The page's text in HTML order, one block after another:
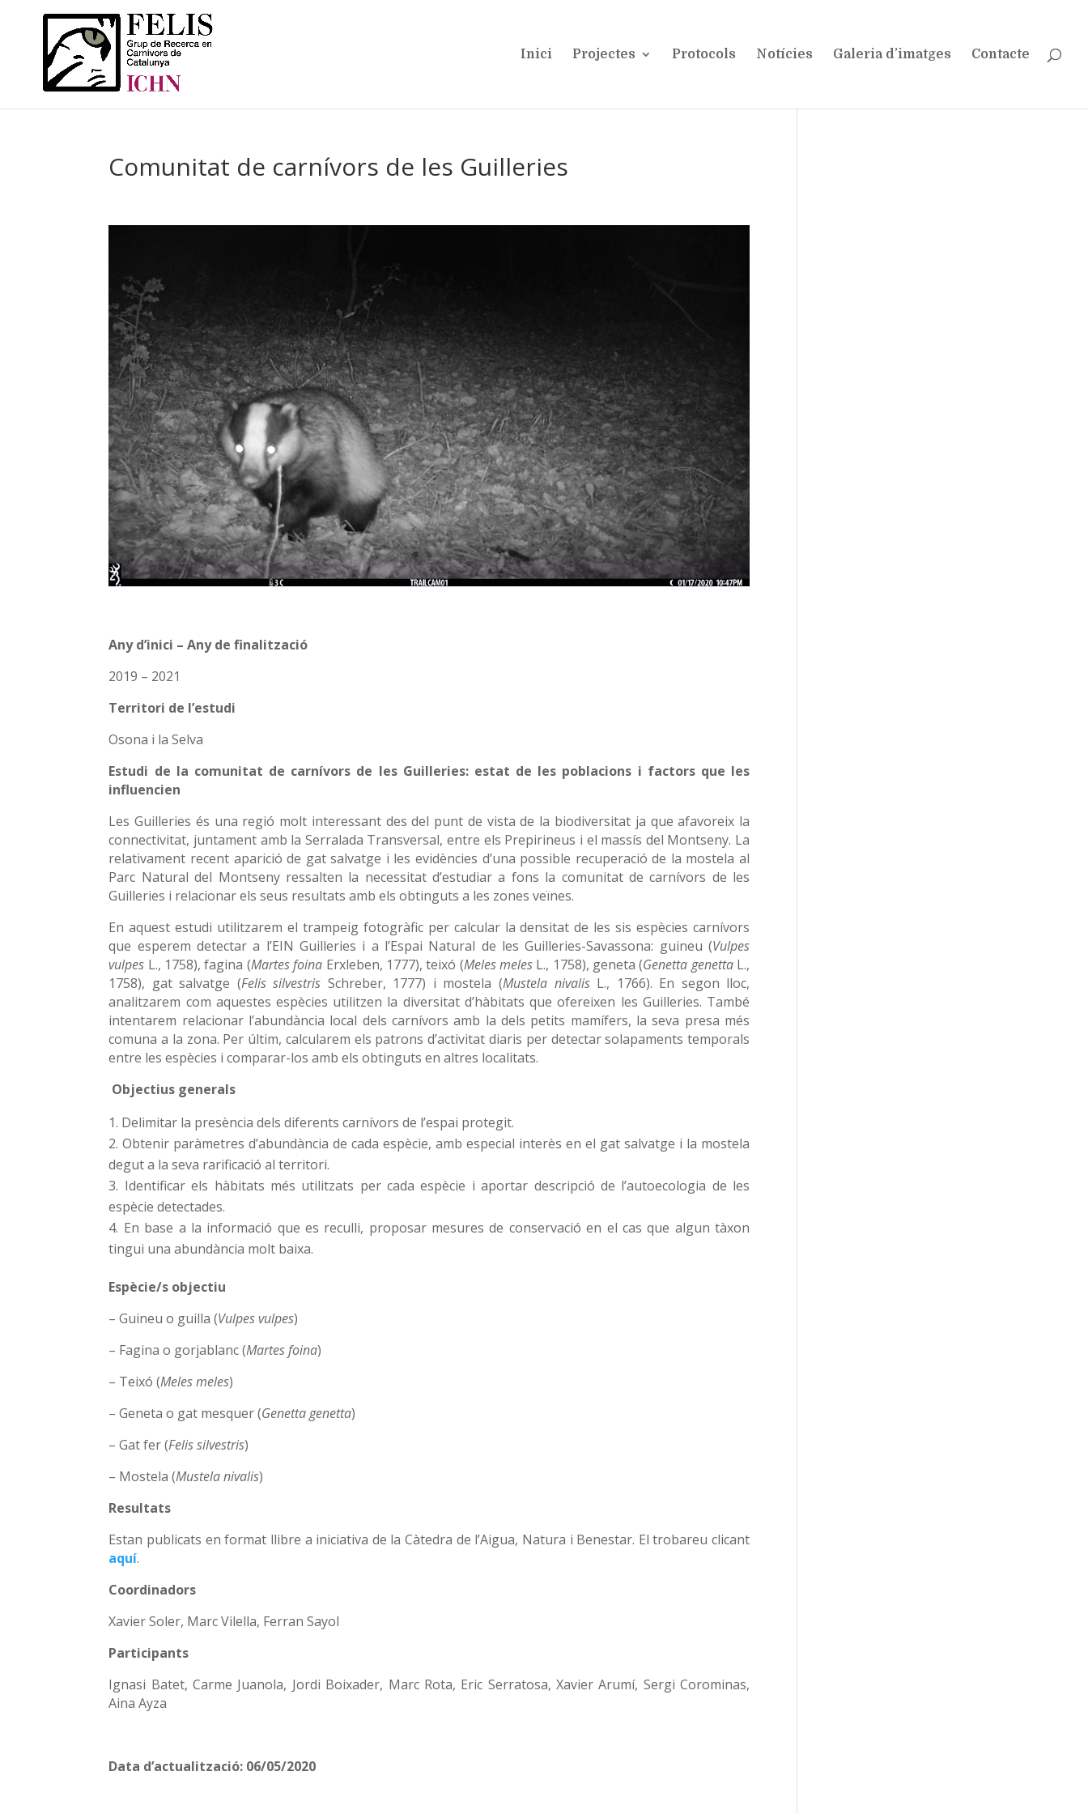
Inici Projectes Protocols Notícies Galeria d’imatges Contacte
Comunitat de carnívors de les Guilleries
Any d’inici – Any de finalització
2019 – 2021
Territori de l’estudi
Osona i la Selva
Estudi de la comunitat de carnívors de les Guilleries: estat de les poblacions i factors que les
influencien
Les Guilleries és una regió molt interessant des del punt de vista de la biodiversitat ja que afavoreix la
connectivitat, juntament amb la Serralada Transversal, entre els Prepirineus i el massís del Montseny. La
relativament recent aparició de gat salvatge i les evidències d’una possible recuperació de la mostela al
Parc Natural del Montseny ressalten la necessitat d’estudiar a fons la comunitat de carnívors de les
Guilleries i relacionar els seus resultats amb els obtinguts a les zones veïnes.
En aquest estudi utilitzarem el trampeig fotogràfic per calcular la densitat de les sis espècies carnívors
que esperem detectar a l’EIN Guilleries i a l’Espai Natural de les Guilleries-Savassona: guineu (Vulpes
vulpes L., 1758), fagina (Martes foina Erxleben, 1777), teixó (Meles melesL., 1758), geneta (Genetta genettaL.,
1758), gat salvatge (Felis silvestris Schreber, 1777) i mostela (Mustela nivalisL., 1766). En segon lloc,
analitzarem com aquestes espècies utilitzen la diversitat d’hàbitats que ofereixen les Guilleries. També
intentarem relacionar l’abundància local dels carnívors amb la dels petits mamífers, la seva presa més
comuna a la zona. Per últim, calcularem els patrons d’activitat diaris per detectar solapaments temporals
entre les espècies i comparar-los amb els obtinguts en altres localitats.
Objectius generals
Delimitar la presència dels diferents carnívors de l’espai protegit.
Obtenir paràmetres d’abundància de cada espècie, amb especial interès en el gat salvatge i la mostela
degut a la seva rarificació al territori.
Identificar els hàbitats més utilitzats per cada espècie i aportar descripció de l’autoecologia de les
espècie detectades.
En base a la informació que es reculli, proposar mesures de conservació en el cas que algun tàxon
tingui una abundància molt baixa.
Espècie/s objectiu
– Guineu o guilla (Vulpes vulpes)
– Fagina o gorjablanc (Martes foina)
– Teixó (Meles meles)
– Geneta o gat mesquer (Genetta genetta)
– Gat fer (Felis silvestris)
– Mostela (Mustela nivalis)
Resultats
Estan publicats en format llibre a iniciativa de la Càtedra de l’Aigua, Natura i Benestar. El trobareu clicant
aquí.
Coordinadors
Xavier Soler, Marc Vilella, Ferran Sayol
Participants
Ignasi Batet,Carme Juanola, Jordi Boixader, Marc Rota, Eric Serratosa, Xavier Arumí, Sergi Corominas,
Aina Ayza
Data d’actualització: 06/05/2020